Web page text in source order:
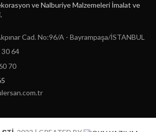
ve Nalburiye Malzemeleri İmalat ve
Cad. No:96/A - Bayrampaşa/İSTANBUL
30 64
70